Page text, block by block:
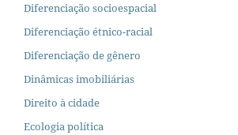
Diferenciação socioespacial
Diferenciação étnico-racial
Diferenciação de gênero
Dinâmicas imobiliárias
Direito à cidade
Ecologia política